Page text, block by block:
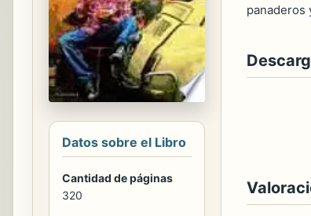
Datos sobre el Libro
Cantidad de páginas
320
panaderos